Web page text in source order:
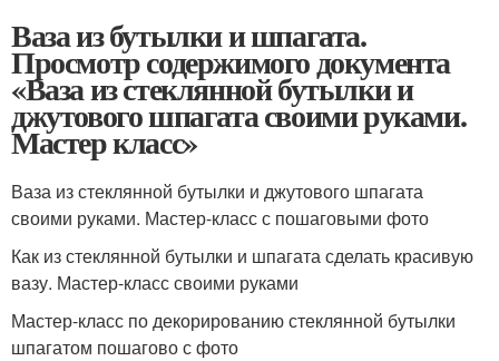
Ваза из бутылки и шпагата.
Просмотр содержимого документа
«Ваза из стеклянной бутылки и
джутового шпагата своими руками.
Мастер класс»
Ваза из стеклянной бутылки и джутового шпагата
своими руками. Мастер-класс с пошаговыми фото
Как из стеклянной бутылки и шпагата сделать красивую
вазу. Мастер-класс своими руками
Мастер-класс по декорированию стеклянной бутылки
шпагатом пошагово с фото